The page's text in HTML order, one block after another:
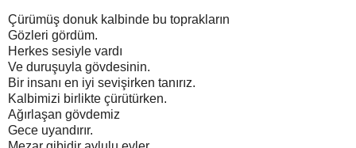
Çürümüş donuk kalbinde bu toprakların
Gözleri gördüm.
Herkes sesiyle vardı
Ve duruşuyla gövdesinin.
Bir insanı en iyi sevişirken tanırız.
Kalbimizi birlikte çürütürken.
Ağırlaşan gövdemiz
Gece uyandırır.